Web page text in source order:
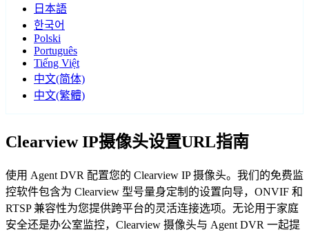
日本語
한국어
Polski
Português
Tiếng Việt
中文(简体)
中文(繁體)
Clearview IP摄像头设置URL指南
使用 Agent DVR 配置您的 Clearview IP 摄像头。我们的免费监
控软件包含为 Clearview 型号量身定制的设置向导，ONVIF 和
RTSP 兼容性为您提供跨平台的灵活连接选项。无论用于家庭
安全还是办公室监控，Clearview 摄像头与 Agent DVR 一起提